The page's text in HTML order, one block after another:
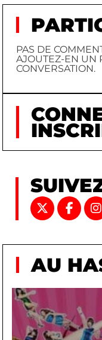
PAS DE
AJOUTEZ-EN UN
CONVERSATION.
AU